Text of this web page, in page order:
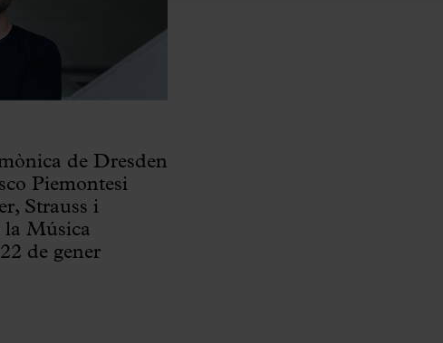
de Dresden
Piemontesi
Strauss i
la Música
de gener